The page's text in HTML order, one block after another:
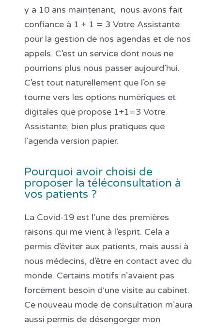
y a 10 ans maintenant, nous avons fait
confiance à 1 + 1 = 3 Votre Assistante
pour la gestion de nos agendas et de nos
appels. C’est un service dont nous ne
pourrions plus nous passer aujourd’hui.
C’est tout naturellement que l’on se
tourne vers les options numériques et
digitales que propose 1+1=3 Votre
Assistante, bien plus pratiques que
l’agenda version papier.
Pourquoi avoir choisi de
proposer la téléconsultation à
vos patients ?
La Covid-19 est l’une des premières
raisons qui me vient à l’esprit. Cela a
permis d’éviter aux patients, mais aussi à
nous médecins, d’être en contact avec du
monde. Certains motifs n’avaient pas
forcément besoin d’une visite au cabinet.
Ce nouveau mode de consultation m’aura
aussi permis de désengorger mon